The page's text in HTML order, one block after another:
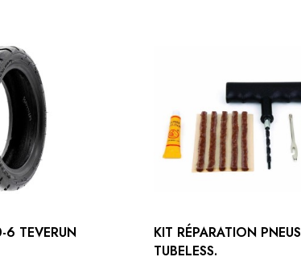
TEVERUN
KIT RÉPARATION PNEUS
TUBELESS.